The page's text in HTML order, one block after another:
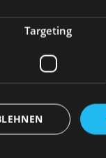
15 €
15 €
Targeting